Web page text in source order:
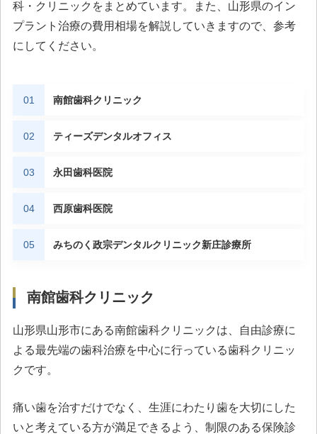
科・クリニックをまとめています。また、山形県のイン
プラント治療の費用相場を解説していきますので、参考
にしてください。
南館歯科クリニック
ティーズデンタルオフィス
永田歯科医院
西原歯科医院
みちのく政宗デンタルクリニック新庄診療所
南館歯科クリニック
山形県山形市にある南館歯科クリニックは、自由診療に
よる最先端の歯科治療を中心に行っている歯科クリニッ
クです。
痛い歯を治すだけでなく、生涯にわたり歯を大切にした
いと考えている方が満足できるよう、制限のある保険診